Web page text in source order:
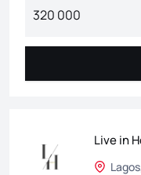
Live in